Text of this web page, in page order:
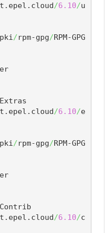
/6.10/u
pki/rpm-gpg/RPM-GPG
/6.10/e
pki/rpm-gpg/RPM-GPG
/6.10/c